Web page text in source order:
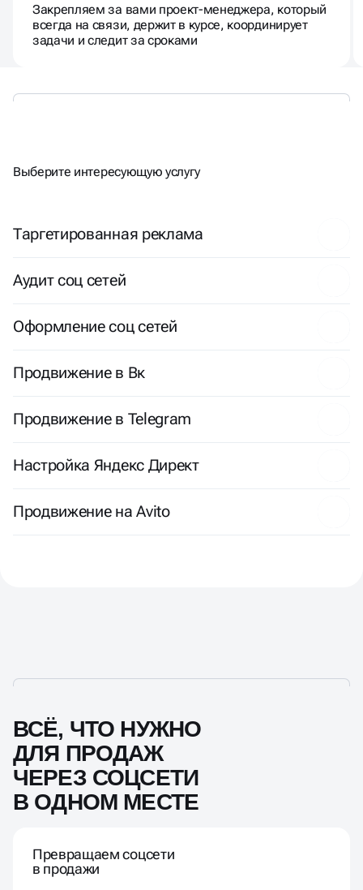
Закрепляем за вами проект-менеджера, который
всегда на связи, держит в курсе, координирует
задачи и следит за сроками
ЕСТЬДРУГИЕЗАДАЧИ?
Выберите интересующую услугу
Таргетированная реклама
Аудит соц сетей
Оформление соц сетей
Продвижение в Вк
Продвижение в Telegram
Настройка Яндекс Директ
Продвижение на Avito
ВСЁ, ЧТО НУЖНО
ДЛЯ ПРОДАЖ
ЧЕРЕЗ СОЦСЕТИ
В ОДНОМ МЕСТЕ
Превращаем соцсети
в продажи